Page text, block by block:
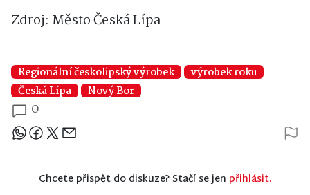
Zdroj: Město Česká Lípa
Regionální českolipský výrobek
výrobek roku
Česká Lípa
Nový Bor
0
Sdílejte článek
Chcete přispět do diskuze? Stačí se jen přihlásit.